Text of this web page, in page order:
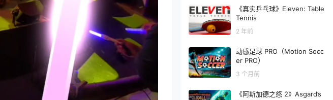
《真实乒乓球》Eleven: Table
Tennis
2 年前
动感足球 PRO（Motion Socc
er PRO）
3 个月前
《阿斯加德之怒 2》Asgard’s